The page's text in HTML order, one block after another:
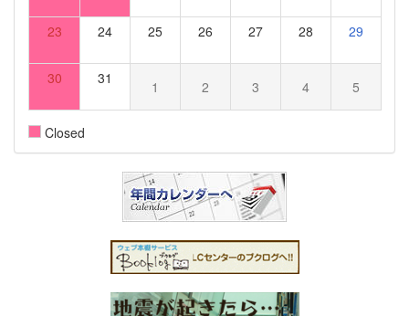
23 24 25 26 27 28 29
30 31 1 2 3 4 5
Closed